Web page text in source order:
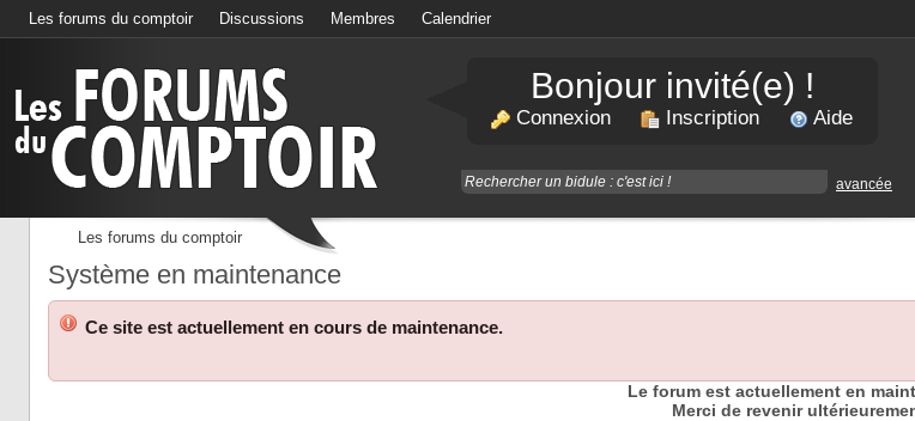
Les forums du comptoir Discussions Membres Calendrier
Bonjour invité(e) !
Connexion Inscription Aide
avancée
Les forums du comptoir
Système en maintenance
Ce site est actuellement en cours de maintenance.
Le forum est actuellement en
Merci de revenir